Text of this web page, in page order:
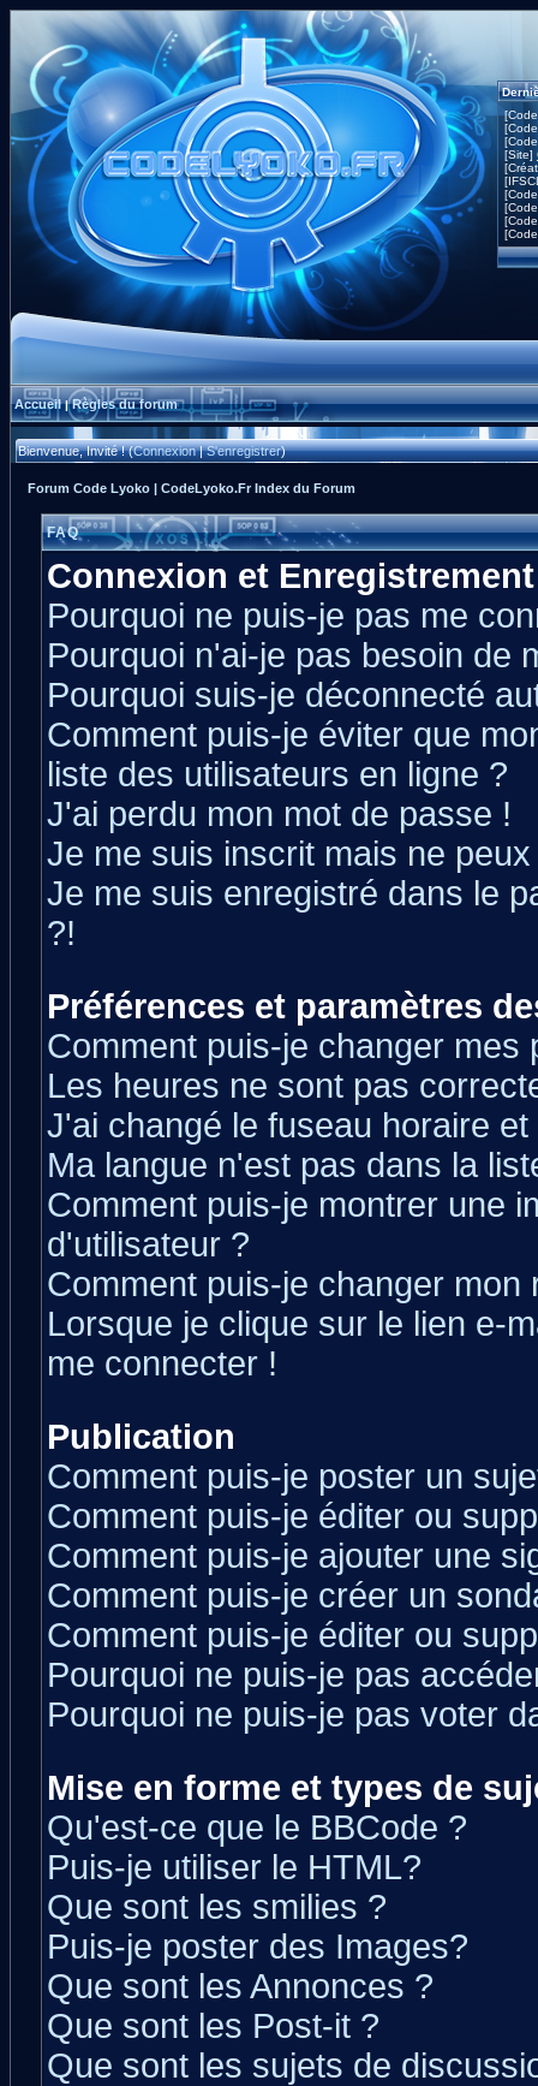
[Site]
Accueil|Règles du forum
Bienvenue, Invité ! (Connexion|S'enregistrer)
Forum Code Lyoko | CodeLyoko.Fr Index du Forum
FAQ
Connexion et Enregistrement
Pourquoi ne puis-je pas me
Pourquoi n'ai-je pas besoin de
Pourquoi suis-je déconnecté
Comment puis-je éviter que
liste des utilisateurs en ligne ?
J'ai perdu mon mot de passe !
Je me suis inscrit mais ne
Je me suis enregistré dans le
?!
Préférences et paramètres
Comment puis-je changer mes
Les heures ne sont pas
J'ai changé le fuseau horaire
Ma langue n'est pas dans la
Comment puis-je montrer une
d'utilisateur ?
Comment puis-je changer mon
Lorsque je clique sur le lien e-
me connecter !
Publication
Comment puis-je poster un
Comment puis-je éditer ou
Comment puis-je ajouter une
Comment puis-je créer un
Comment puis-je éditer ou
Pourquoi ne puis-je pas
Pourquoi ne puis-je pas voter
Mise en forme et types de
Qu'est-ce que le BBCode ?
Puis-je utiliser le HTML?
Que sont les smilies ?
Puis-je poster des Images?
Que sont les Annonces ?
Que sont les Post-it ?
Que sont les sujets de